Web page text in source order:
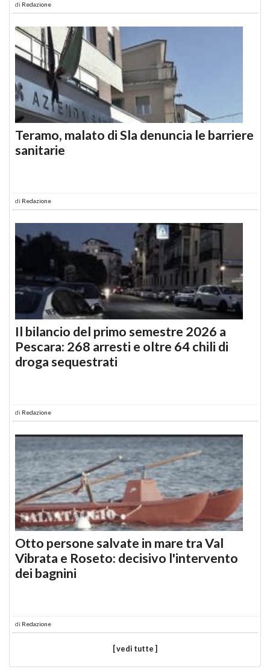
di Redazione
Teramo, malato di Sla denuncia le barriere
sanitarie
di Redazione
Il bilancio del primo semestre 2026 a
Pescara: 268 arresti e oltre 64 chili di
droga sequestrati
di Redazione
Otto persone salvate in mare tra Val
Vibrata e Roseto: decisivo l'intervento
dei bagnini
di Redazione
[ vedi tutte ]